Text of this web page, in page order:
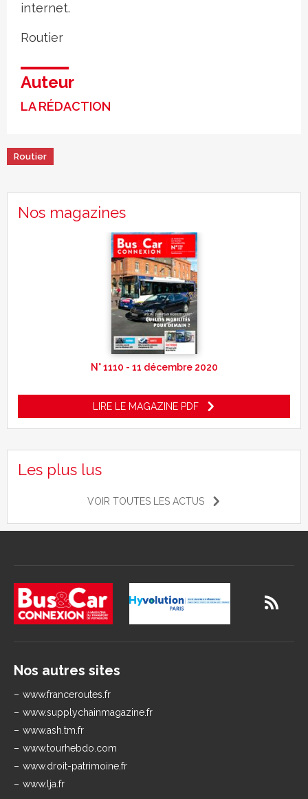
internet.
Routier
Auteur
LA RÉDACTION
Routier
Nos magazines
N° 1110 - 11 décembre 2020
LIRE LE MAGAZINE PDF
Les plus lus
VOIR TOUTES LES ACTUS
Nos autres sites
www.franceroutes.fr
www.supplychainmagazine.fr
www.ash.tm.fr
www.tourhebdo.com
www.droit-patrimoine.fr
www.lja.fr